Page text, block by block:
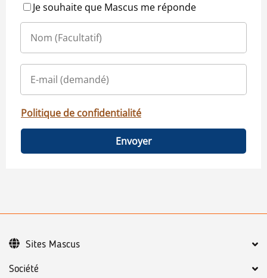
Je souhaite que Mascus me réponde
Politique de confidentialité
Envoyer
Société
Sites Mascus